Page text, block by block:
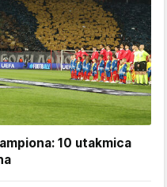
10 utakmica